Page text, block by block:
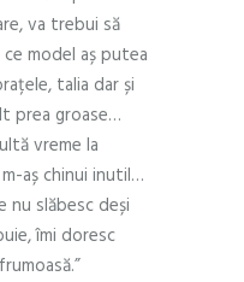
va trebui să
model aș putea
talia dar și
prea groase…
vreme la
aș chinui inutil…
nu slăbesc deși
îmi doresc